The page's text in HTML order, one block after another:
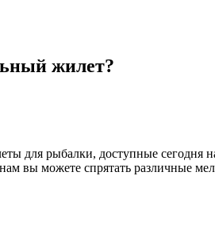
жилет?
для рыбалки, доступные сегодня
вы можете спрятать различные